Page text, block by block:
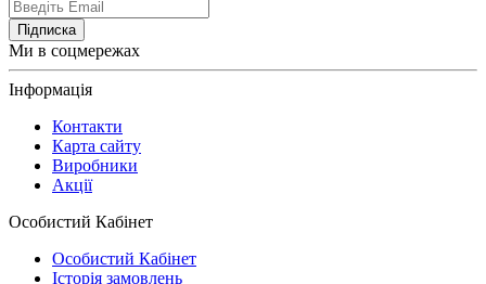
Підписка
Ми в соцмережах
Інформація
Контакти
Карта сайту
Виробники
Акції
Особистий Кабінет
Особистий Кабінет
Історія замовлень